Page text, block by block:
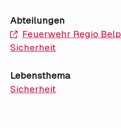
Abteilungen
Feuerwehr Regio Belp
Sicherheit
Lebensthema
Sicherheit